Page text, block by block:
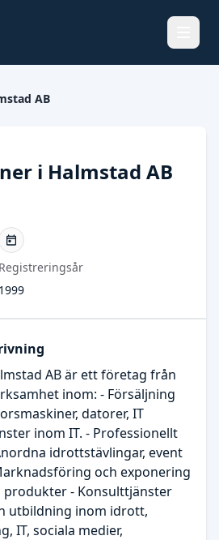
AB
i Halmstad AB
Registreringsår
1999
AB är ett företag från
inom: - Försäljning
datorer, IT
inom IT. - Professionellt
idrottstävlingar, event
och exponering
produkter - Konsulttjänster
utbildning inom idrott,
IT, sociala medier,